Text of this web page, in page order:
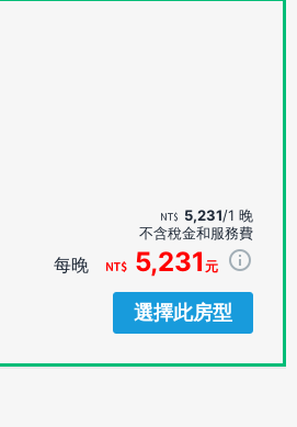
5,231/1 晚
不含稅金和服務費
每晚 5,231 元
選擇此房型